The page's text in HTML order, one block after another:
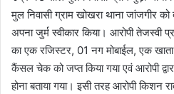
मुल निवासी ग्राम खोखरा थाना जांजगीर
अपना जुर्म स्वीकार किया। आरोपी
का एक रजिस्टर, 01 नग मोबाईल, एक
कैंसल चेक को जप्त किया गया एवं आरोपी
होना बताया गया। इसी तरह आरोपी